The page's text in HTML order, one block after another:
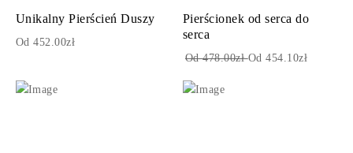
Unikalny Pierścień Duszy
Od 452.00zł
Pierścionek od serca do
serca
Od 478.00złOd 454.10zł